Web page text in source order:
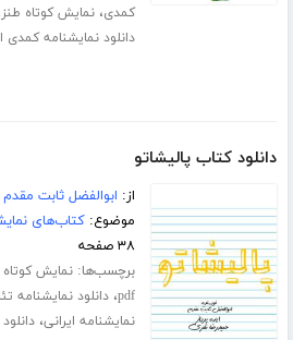
کمدی،نمایش کوتاه طنز
دانلود نمایشنامه کمدی
دانلود کتاب پالیشاتو
از: ابوالفضل ثابت مقدم
موضوع:کتاب‌های
۳۸ صفحه
برچسب‌ها:نمایش
pdf،دانلود نمایشنامه
نمایشنامه ایرانی،